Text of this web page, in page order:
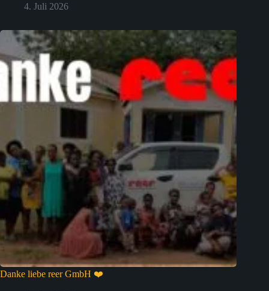
4. Juli 2026
Danke liebe reer GmbH ❤️